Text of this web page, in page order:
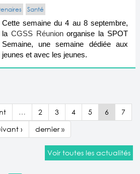
Santé
Cette semaine du 4 au 8 septembre,
la CGSS Réunionorganise la SPOT
Semaine, une semaine dédiée aux
jeunes et avec les jeunes.
… 2 3 4 5 6
7
› dernier »
Voir toutes les actualités